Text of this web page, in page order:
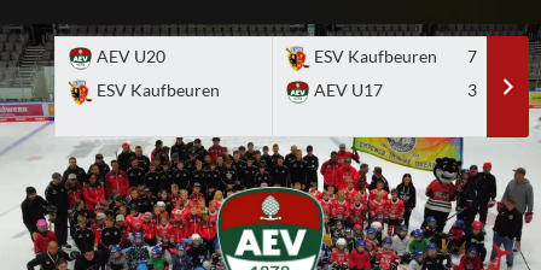
to
content
AEV U20
ESV Kaufbeuren
ESV Kaufbeuren
7
AEV U17
3